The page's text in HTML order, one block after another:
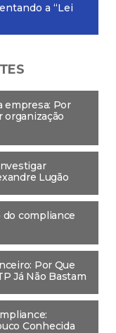
a “Lei
empresa: Por
organização
Lugão
do compliance
Por Que
Já Não Bastam
Conhecida